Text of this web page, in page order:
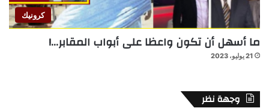
كرونيك
ما أسهل أن تكون واعظا على أبواب المقابر…!
21 يوليو، 2023
وجهة نظر